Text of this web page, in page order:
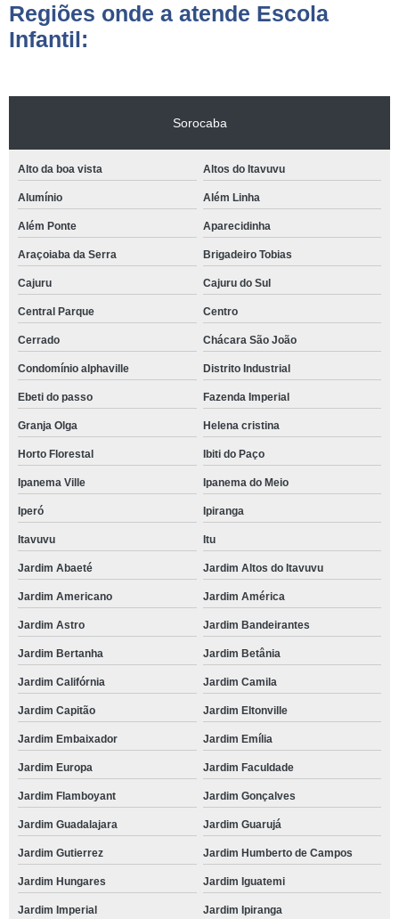
Regiões onde a atende Escola
Infantil:
Sorocaba
Alto da boa vista Altos do Itavuvu
Alumínio Além Linha
Além Ponte Aparecidinha
Araçoiaba da Serra Brigadeiro Tobias
Cajuru Cajuru do Sul
Central Parque Centro
Cerrado Chácara São João
Condomínio alphaville Distrito Industrial
Ebeti do passo Fazenda Imperial
Granja Olga Helena cristina
Horto Florestal Ibiti do Paço
Ipanema Ville Ipanema do Meio
Iperó Ipiranga
Itavuvu Itu
Jardim Abaeté Jardim Altos do Itavuvu
Jardim Americano Jardim América
Jardim Astro Jardim Bandeirantes
Jardim Bertanha Jardim Betânia
Jardim Califórnia Jardim Camila
Jardim Capitão Jardim Eltonville
Jardim Embaixador Jardim Emília
Jardim Europa Jardim Faculdade
Jardim Flamboyant Jardim Gonçalves
Jardim Guadalajara Jardim Guarujá
Jardim Gutierrez Jardim Humberto de Campos
Jardim Hungares Jardim Iguatemi
Jardim Imperial Jardim Ipiranga